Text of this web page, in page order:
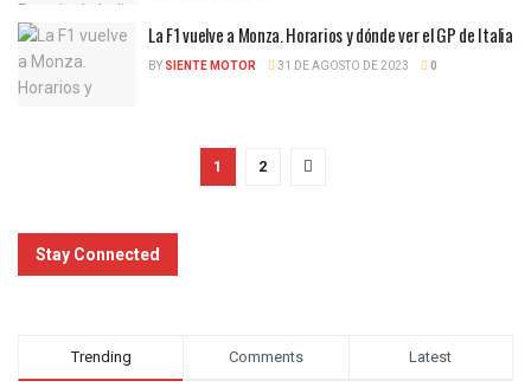
La F1 vuelve a Monza. Horarios y dónde ver el GP de Italia
BY SIENTE MOTOR 31 DE AGOSTO DE 2023 0
1 2
Stay Connected
Trending Comments Latest